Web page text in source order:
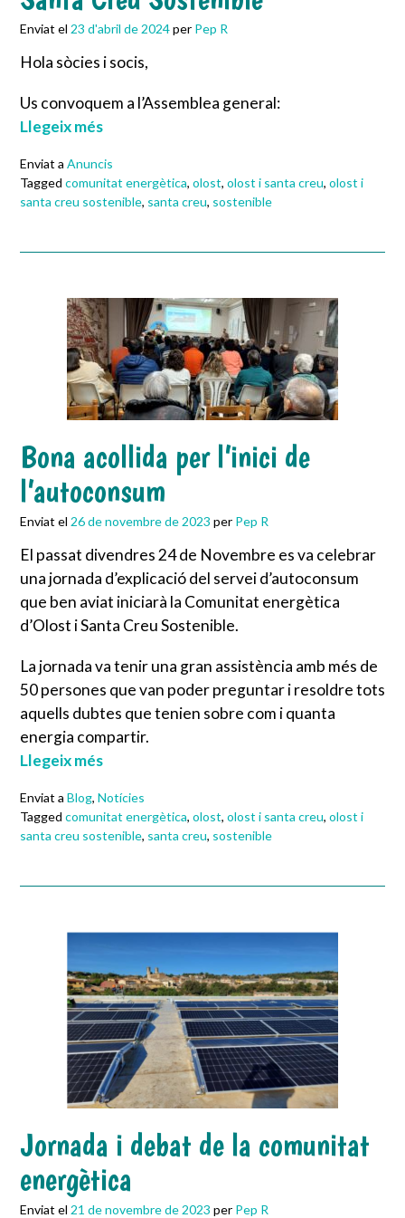
Enviat el 23 d'abril de 2024per Pep R
Hola sòcies i socis,
Us convoquem a l’Assemblea general:
Llegeix més
Enviat a Anuncis
Tagged comunitat energètica, olost, olost i santa creu, olost i
santa creu sostenible, santa creu, sostenible
Bona acollida per l’inici de
l’autoconsum
Enviat el 26 de novembre de 2023 per Pep R
El passat divendres 24 de Novembre es va celebrar
una jornada d’explicació del servei d’autoconsum
que ben aviat iniciarà la Comunitat energètica
d’Olost i Santa Creu Sostenible.
La jornada va tenir una gran assistència amb més de
50 persones que van poder preguntar i resoldre tots
aquells dubtes que tenien sobre com i quanta
energia compartir.
Llegeix més
Enviat a Blog, Notícies
Tagged comunitat energètica, olost, olost i santa creu, olost i
santa creu sostenible, santa creu, sostenible
Jornada i debat de la comunitat
energètica
Enviat el 21 de novembre de 2023 per Pep R